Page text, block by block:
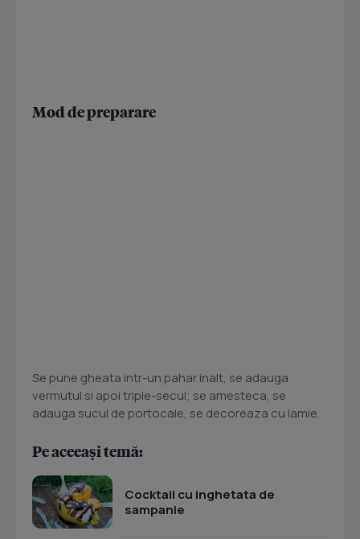
Mod de preparare
Se pune gheata intr-un pahar inalt, se adauga
vermutul si apoi triple-secul; se amesteca, se
adauga sucul de portocale, se decoreaza cu lamie.
Pe aceeași temă:
Cocktail cu inghetata de
sampanie